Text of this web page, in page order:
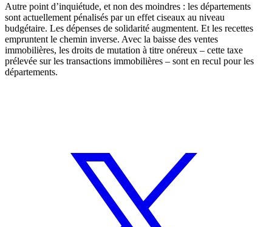
Autre point d’inquiétude, et non des moindres : les départements
sont actuellement pénalisés par un effet ciseaux au niveau
budgétaire. Les dépenses de solidarité augmentent. Et les recettes
empruntent le chemin inverse. Avec la baisse des ventes
immobilières, les droits de mutation à titre onéreux – cette taxe
prélevée sur les transactions immobilières – sont en recul pour les
départements.